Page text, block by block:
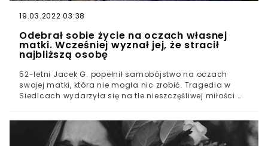
19.03.2022 03:38
Odebrał sobie życie na oczach własnej
matki. Wcześniej wyznał jej, że stracił
najbliższą osobę
52-letni Jacek G. popełnił samobójstwo na oczach
swojej matki, która nie mogła nic zrobić. Tragedia w
Siedlcach wydarzyła się na tle nieszczęśliwej miłości.
nogach i wykrwawił się. O sprawie napisał "Super
Express".